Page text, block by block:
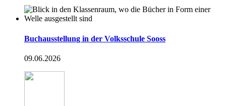
Buchausstellung in der Volksschule Sooss
09.06.2026